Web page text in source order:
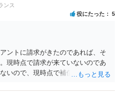
ンス
役にたった 5
ントに請求がきたのであれば、そ
現時点で請求が来ていないのであ
いので、現時点で補償の必要はあ
注先に賠償請求することになるで